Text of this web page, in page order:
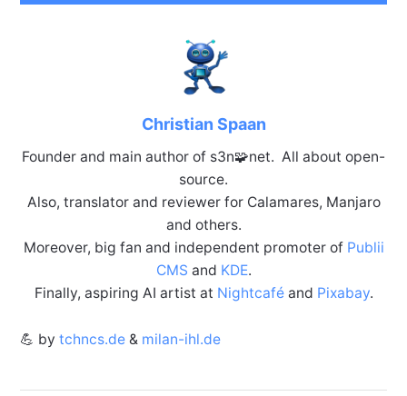
Christian Spaan
Founder and main author of s3n🧩net. All about open-
source.
Also, translator and reviewer for Calamares, Manjaro
and others.
Moreover, big fan and independent promoter of Publii
CMS and KDE.
Finally, aspiring AI artist at Nightcaféand Pixabay.
💪 by tchncs.de& milan-ihl.de